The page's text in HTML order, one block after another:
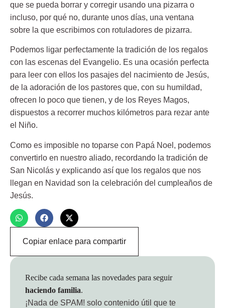
que se pueda borrar y corregir usando una pizarra o
incluso, por qué no, durante unos días, una ventana
sobre la que escribimos con rotuladores de pizarra.
Podemos ligar perfectamente la tradición de los regalos
con las escenas del Evangelio. Es una ocasión perfecta
para leer con ellos los pasajes del nacimiento de Jesús,
de la adoración de los pastores que, con su humildad,
ofrecen lo poco que tienen, y de los Reyes Magos,
dispuestos a recorrer muchos kilómetros para rezar ante
el Niño.
Como es imposible no toparse con Papá Noel, podemos
convertirlo en nuestro aliado, recordando la tradición de
San Nicolás y explicando así que los regalos que nos
llegan en Navidad son la celebración del cumpleaños de
Jesús.
Copiar enlace para compartir
Recibe cada semana las novedades para seguir
haciendo familia.
¡Nada de SPAM! solo contenido útil que te